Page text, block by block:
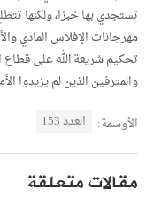
تستجدي بها خبزا، ولكنها
مهرجانات الإفلاس المادي
تحكيم شريعة الله على قطاع
والمترفين الذين لم يزيدوا
الأوسمة: العدد 153
مقالات متعلقة